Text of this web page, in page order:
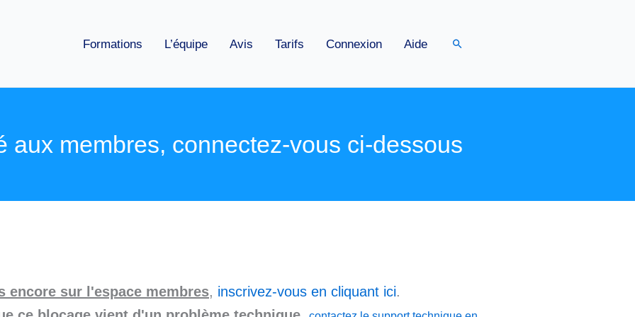
Formations L’équipe Avis Tarifs Connexion Aide Rechercher
aux membres, connectez-vous ci-dessous
encore sur l'espace membres, inscrivez-vous en cliquant ici.